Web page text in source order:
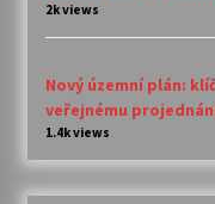
2k views
Nový územní plán:
veřejnému
1.4k views